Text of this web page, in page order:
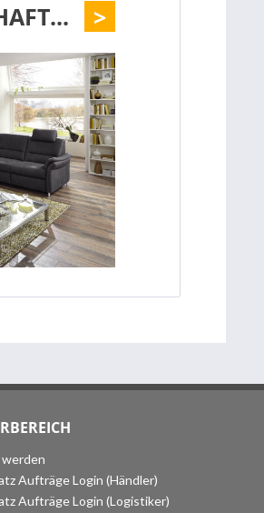
>
Aufträge Login (Händler)
Aufträge Login (Logistiker)